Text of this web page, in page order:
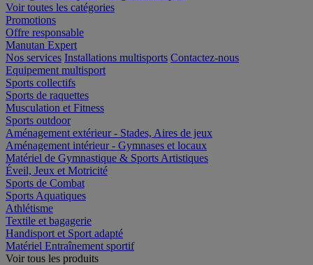
Voir toutes les catégories
Promotions
Offre responsable
Manutan Expert
Nos services Installations multisports Contactez-nous
Equipement multisport
Sports collectifs
Sports de raquettes
Musculation et Fitness
Sports outdoor
Aménagement extérieur - Stades, Aires de jeux
Aménagement intérieur - Gymnases et locaux
Matériel de Gymnastique & Sports Artistiques
Éveil, Jeux et Motricité
Sports de Combat
Sports Aquatiques
Athlétisme
Textile et bagagerie
Handisport et Sport adapté
Matériel Entraînement sportif
Voir tous les produits